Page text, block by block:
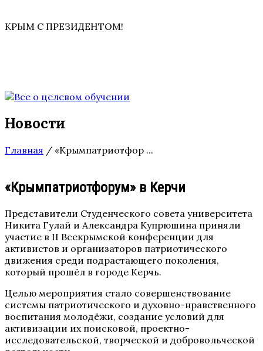
КРЫМ С ПРЕЗИДЕНТОМ!
Новости
Главная / «Крымпатриотфор ...
«Крымпатриотфорум» в Керчи
Представители Студенческого совета университета
Никита Гулай и Александра Купрюшина приняли
участие в II Всекрымской конференции для
активистов и организаторов патриотического
движения среди подрастающего поколения,
который прошёл в городе Керчь.
Целью мероприятия стало совершенствование
системы патриотического и духовно-нравственного
воспитания молодёжи, создание условий для
активизации их поисковой, проектно-
исследовательской, творческой и добровольческой